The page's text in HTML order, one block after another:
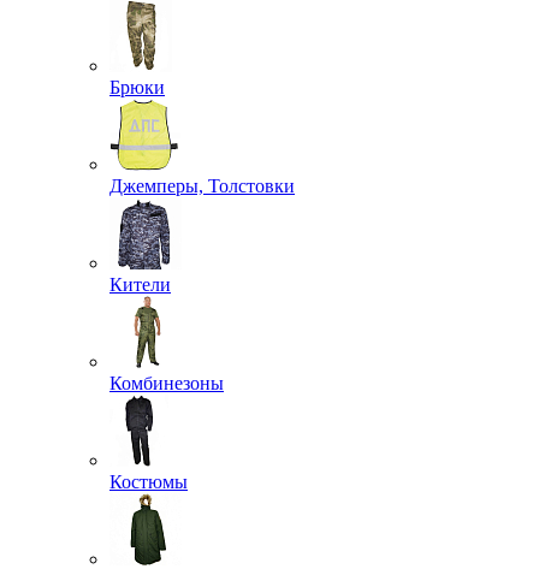
Брюки
Джемперы, Толстовки
Кители
Комбинезоны
Костюмы